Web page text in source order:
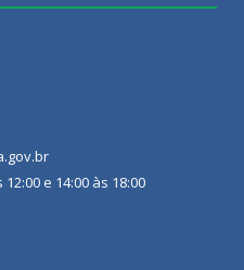
e 14:00 às 18:00